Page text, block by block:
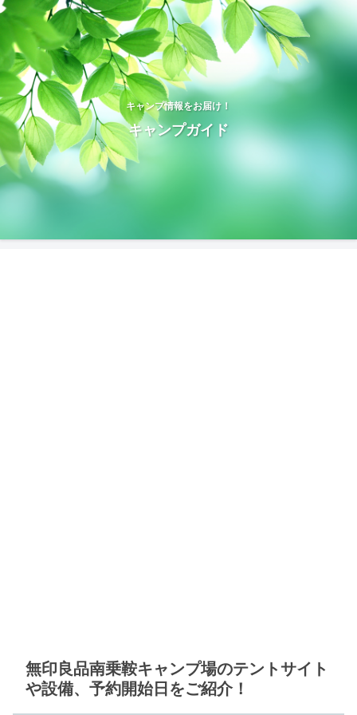
キャンプ情報をお届け！
キャンプガイド
無印良品南乗鞍キャンプ場のテントサイト
や設備、予約開始日をご紹介！